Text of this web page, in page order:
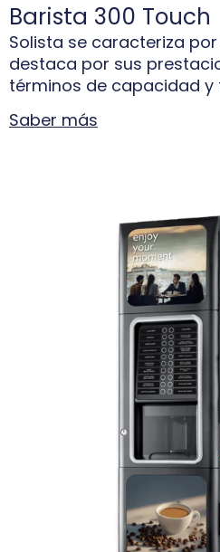
Barista 300 Touch
Solista se caracteriza
destaca por sus
términos de capacidad y
Saber más